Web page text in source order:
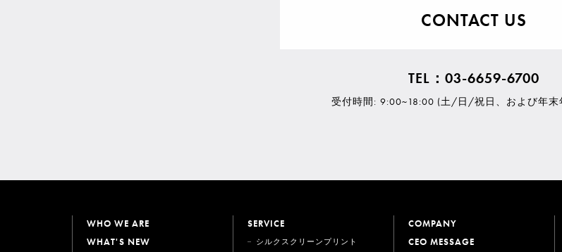
CONTACT US
TEL：03-6659-6700
受付時間: 9:00~18:00 (土/日/祝日、および年末
WHO WE ARE
WHAT'S NEW
SERVICE
シルクスクリーンプリント
COMPANY
CEO MESSAGE